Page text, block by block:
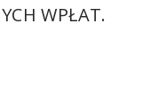
WPŁAT.